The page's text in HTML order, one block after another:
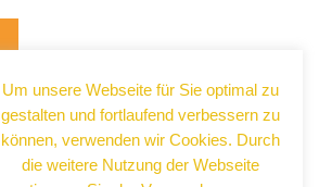
Um unsere Webseite für Sie optimal zu
gestalten und fortlaufend verbessern zu
können, verwenden wir Cookies. Durch
die weitere Nutzung der Webseite